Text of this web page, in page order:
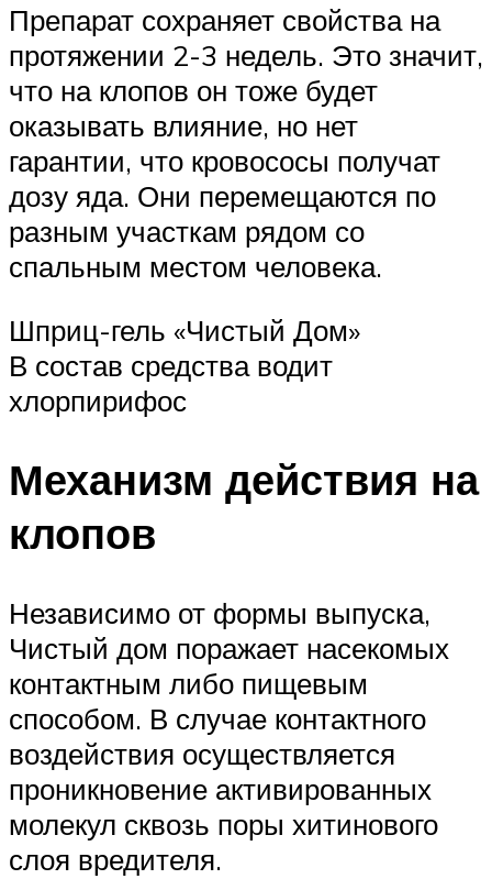
Препарат сохраняет свойства на
протяжении 2-3 недель. Это значит,
что на клопов он тоже будет
оказывать влияние, но нет
гарантии, что кровососы получат
дозу яда. Они перемещаются по
разным участкам рядом со
спальным местом человека.
Шприц-гель «Чистый Дом»
В состав средства водит
хлорпирифос
Механизм действия на
клопов
Независимо от формы выпуска,
Чистый дом поражает насекомых
контактным либо пищевым
способом. В случае контактного
воздействия осуществляется
проникновение активированных
молекул сквозь поры хитинового
слоя вредителя.